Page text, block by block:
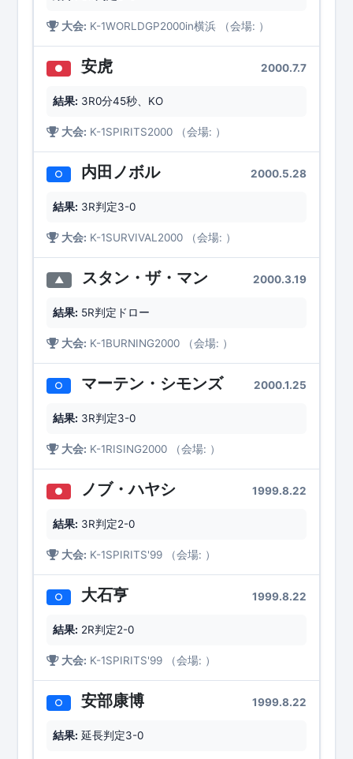
大会: K-1WORLDGP2000in横浜 （会場: ）
● 安虎 2000.7.7
結果: 3R0分45秒、KO
大会: K-1SPIRITS2000 （会場: ）
○ 内田ノボル 2000.5.28
結果: 3R判定3-0
大会: K-1SURVIVAL2000 （会場: ）
▲ スタン・ザ・マン 2000.3.19
結果: 5R判定ドロー
大会: K-1BURNING2000 （会場: ）
○ マーテン・シモンズ 2000.1.25
結果: 3R判定3-0
大会: K-1RISING2000 （会場: ）
● ノブ・ハヤシ 1999.8.22
結果: 3R判定2-0
大会: K-1SPIRITS'99 （会場: ）
○ 大石亨 1999.8.22
結果: 2R判定2-0
大会: K-1SPIRITS'99 （会場: ）
○ 安部康博 1999.8.22
結果: 延長判定3-0